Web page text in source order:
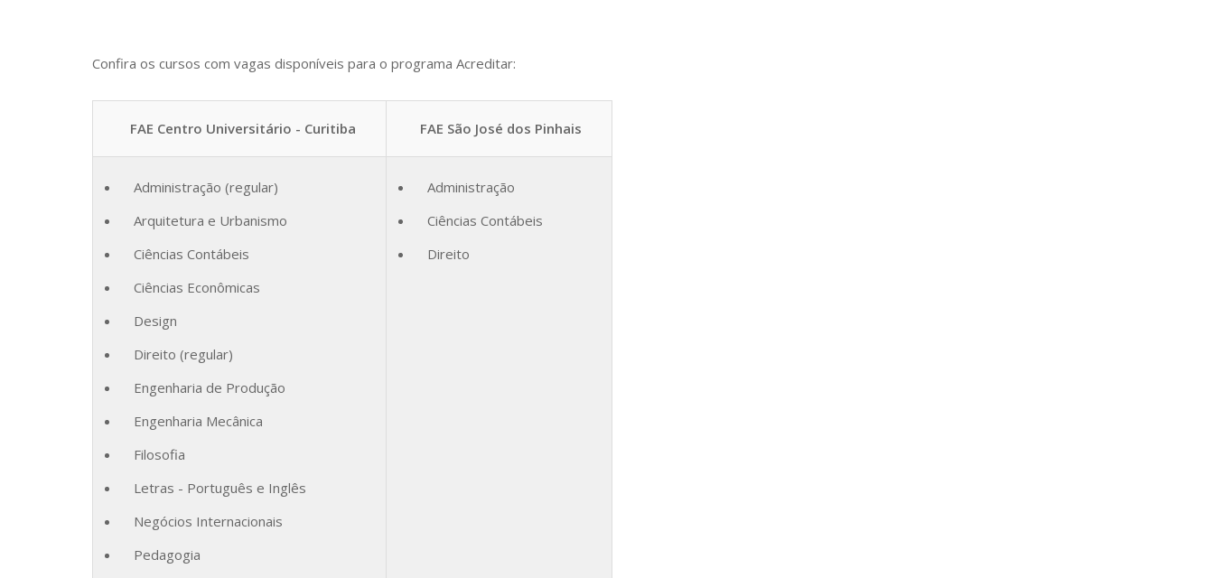
Confira os cursos com vagas disponíveis para o programa Acreditar:
FAE Centro Universitário - Curitiba FAE São José dos Pinhais
Administração (regular)
Arquitetura e Urbanismo
Ciências Contábeis
Ciências Econômicas
Design
Direito (regular)
Engenharia de Produção
Engenharia Mecânica
Filosofia
Letras - Português e Inglês
Negócios Internacionais
Pedagogia
Administração
Ciências Contábeis
Direito